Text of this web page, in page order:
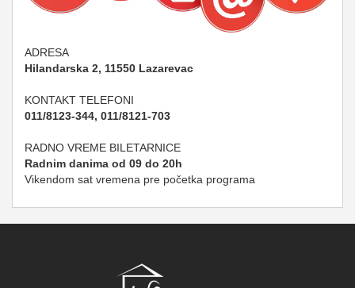
ADRESA
Hilandarska 2, 11550 Lazarevac
KONTAKT TELEFONI
011/8123-344, 011/8121-703
RADNO VREME BILETARNICE
Radnim danima od 09 do 20h
Vikendom sat vremena pre početka programa